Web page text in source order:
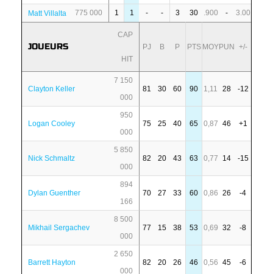
Matt Villalta 775 000 1 1 - - 3 30 .900 - 3.00
JOUEURS
CAP
HIT
PJ B P PTS MOYPUN +/-
Clayton Keller
7 150
000
81 30 60 90 1,11 28 -12
Logan Cooley
950
000
75 25 40 65 0,87 46 +1
Nick Schmaltz
5 850
000
82 20 43 63 0,77 14 -15
Dylan Guenther
894
166
70 27 33 60 0,86 26 -4
Mikhail Sergachev
8 500
000
77 15 38 53 0,69 32 -8
Barrett Hayton
2 650
000
82 20 26 46 0,56 45 -6